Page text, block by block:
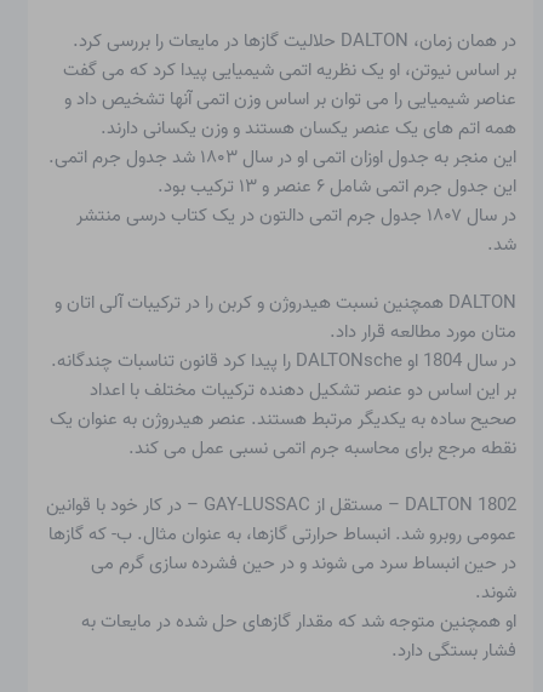
در همان زمان، DALTON حلالیت گازها در مایعات را بررسی کرد.
بر اساس نیوتن، او یک نظریه اتمی شیمیایی پیدا کرد که می گفت
عناصر شیمیایی را می توان بر اساس وزن اتمی آنها تشخیص داد و
همه اتم های یک عنصر یکسان هستند و وزن یکسانی دارند.
این منجر به جدول اوزان اتمی او در سال ۱۸۰۳ شد
جدول جرم اتمی.
این جدول جرم اتمی شامل ۶ عنصر و ۱۳ ترکیب بود.
در سال ۱۸۰۷ جدول جرم اتمی دالتون در یک کتاب درسی منتشر
شد.
DALTON همچنین نسبت هیدروژن و کربن را در ترکیبات آلی اتان و
متان مورد مطالعه قرار داد.
در سال 1804 او DALTONsche را پیدا کرد
قانون تناسبات چندگانه.
بر این اساس دو عنصر تشکیل دهنده ترکیبات مختلف با اعداد
صحیح ساده به یکدیگر مرتبط هستند. عنصر هیدروژن به عنوان یک
نقطه مرجع برای محاسبه جرم اتمی نسبی عمل می کند.
DALTON 1802 – مستقل از GAY-LUSSAC – در کار خود با قوانین
عمومی روبرو شد.انبساط حرارتی گازها، به عنوان مثال. ب- که گازها
در حین انبساط سرد می شوند و در حین فشرده سازی گرم می
شوند.
او همچنین متوجه شد که مقدار گازهای حل شده در مایعات به
فشار بستگی دارد.